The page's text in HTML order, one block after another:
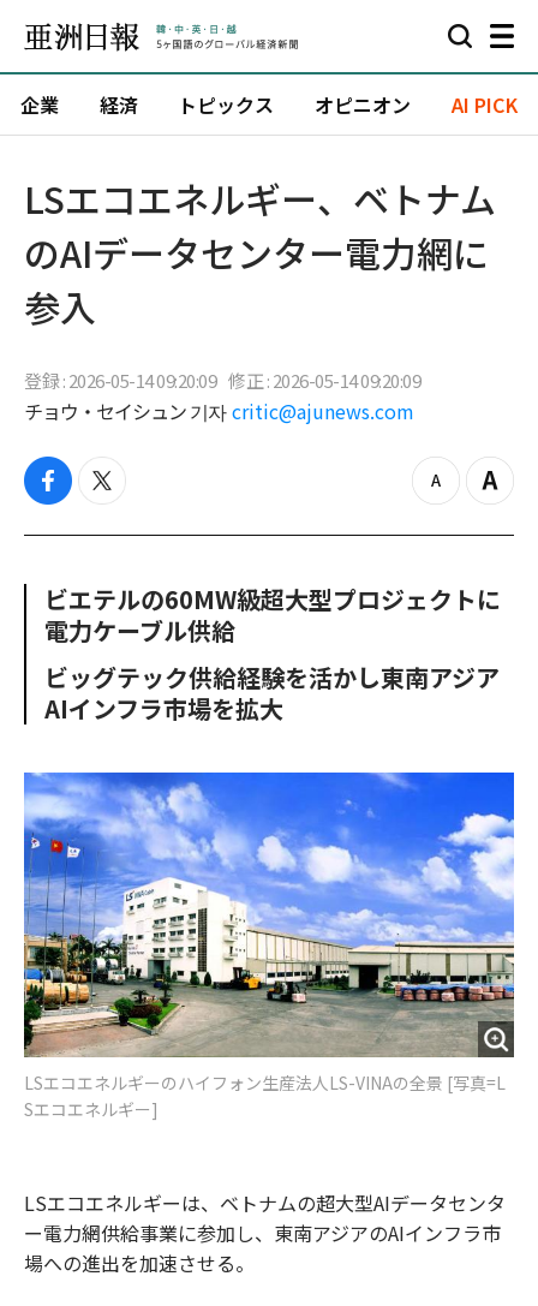
企業 経済 トピックス オピニオン AI PICK
LSエコエネルギー、ベトナム
のAIデータセンター電力網に
参入
登録 : 2026-05-14 09:20:09 修正 : 2026-05-14 09:20:09
チョウ・セイシュン 기자 critic@ajunews.com
f
c
o
o
t
i
e
r
z
o
u
Z
o
n
ビエテルの60MW級超大型プロジェクトに
電力ケーブル供給
ビッグテック供給経験を活かし東南アジア
AIインフラ市場を拡大
LSエコエネルギーのハイフォン生産法人LS-VINAの全景 [写真=L
Sエコエネルギー]
LSエコエネルギーは、ベトナムの超大型AIデータセンタ
ー電力網供給事業に参加し、東南アジアのAIインフラ市
場への進出を加速させる。